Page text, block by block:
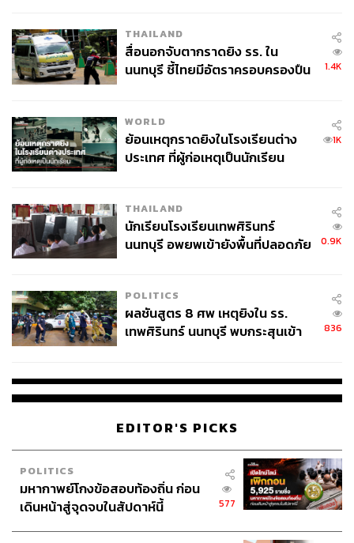
THAILAND
สื่อนอกจับตากราดยิง รร. ใน
นนทบุรี ชี้ไทยมีอัตราครอบครองปืน
1.4K
WORLD
ย้อนเหตุกราดยิงในโรงเรียนต่าง
ประเทศ ที่ผู้ก่อเหตุเป็นนักเรียน
1K
THAILAND
นักเรียนโรงเรียนเทพศิรินทร์
นนทบุรี อพยพเข้ายังพื้นที่ปลอดภัย
0.9K
POLITICS
ผลชันสูตร 8 ศพ เหตุยิงใน รร.
เทพศิรินทร์ นนทบุรี พบกระสุนเข้า
836
EDITOR'S PICKS
POLITICS
มหากาพย์โกงข้อสอบท้องถิ่น ก่อน
เดินหน้าสู่จุดจบในสัปดาห์นี้
577